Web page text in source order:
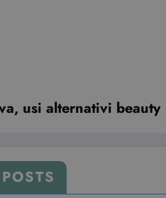
usi alternativi beauty